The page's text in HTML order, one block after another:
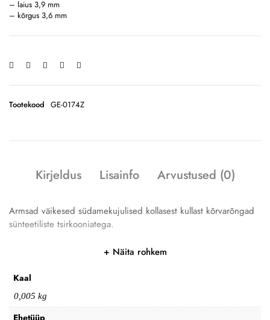
– laius 3,9 mm
– kõrgus 3,6 mm
Tootekood GE-0174Z
Kirjeldus Lisainfo Arvustused (0)
Armsad väikesed südamekujulised kollasest kullast kõrvarõngad
sünteetiliste tsirkooniatega.
Näita rohkem
Kaal
0,005 kg